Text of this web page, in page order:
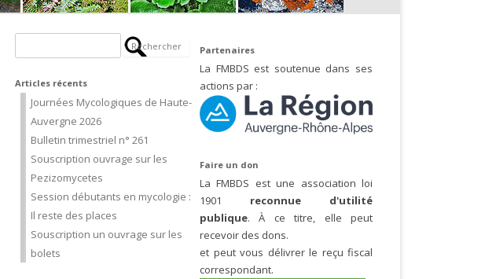
Articles récents
Journées Mycologiques de Haute-
Auvergne 2026
Bulletin trimestriel n° 261
Souscription ouvrage sur les
Pezizomycetes
Session débutants en mycologie :
Il reste des places
Souscription un ouvrage sur les
bolets
Partenaires
La FMBDS est soutenue dans ses
actions par :
Faire un don
La FMBDS est une association loi
1901 reconnue d'utilité
publique. À ce titre, elle peut
recevoir des dons.
et peut vous délivrer le reçu fiscal
correspondant.